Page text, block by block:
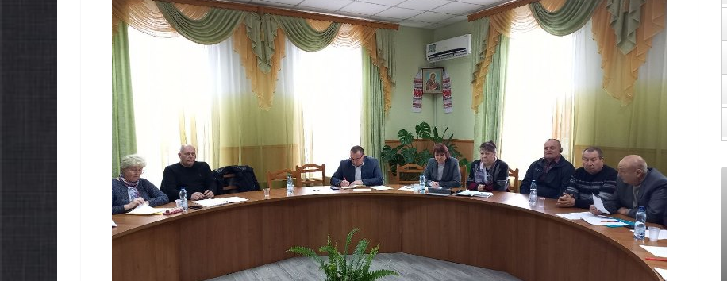
НОВИНИ
НОВИНИ
Уповноважений
Верховної Ради
України з прав людини
проводить опитування
щодо реалізації права